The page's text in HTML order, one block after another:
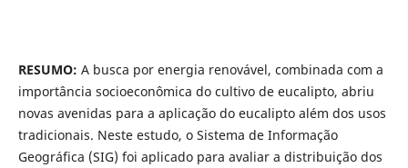
RESUMO: A busca por energia renovável, combinada com a
importância socioeconômica do cultivo de eucalipto, abriu
novas avenidas para a aplicação do eucalipto além dos usos
tradicionais. Neste estudo, o Sistema de Informação
Geográfica (SIG) foi aplicado para avaliar a distribuição dos